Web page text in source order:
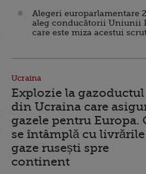
Alegeri europarlamentare
aleg conducătorii Uniunii
care este miza acestui
Ucraina
Explozie la gazoductul
din Ucraina care
gazele pentru Europa.
se întâmplă cu
gaze rusești spre
continent